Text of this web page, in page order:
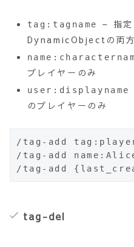
tag:tagname
– 指定
DynamicObjectの両方
プレイヤーのみ
user:displayname
のプレイヤーのみ
/tag-add tag:player
/tag-add
/tag-add
tag-del